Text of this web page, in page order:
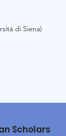
di Siena)
Scholars